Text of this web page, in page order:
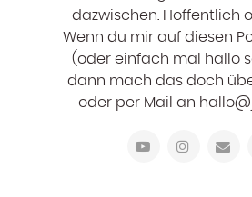
dazwischen. Hoffentlich
Wenn du mir auf diesen
(oder einfach mal hallo
dann mach das doch
oder per Mail an